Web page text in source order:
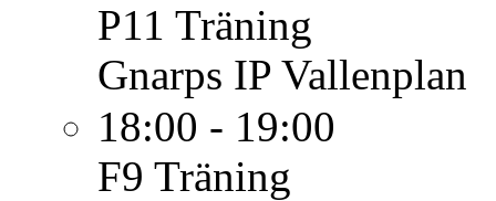
P11 Träning
Gnarps IP Vallenplan
18:00 - 19:00
F9 Träning